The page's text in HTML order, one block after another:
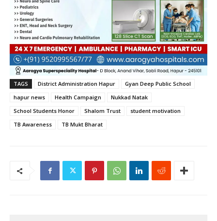
TAGS District Administration Hapur
Gyan Deep Public School
hapur news
Health Campaign
Nukkad Natak
School Students Honor
Shalom Trust
student motivation
TB Awareness
TB Mukt Bharat